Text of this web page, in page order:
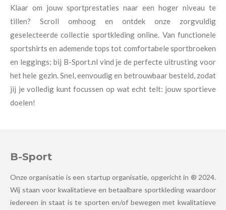
Klaar om jouw sportprestaties naar een hoger niveau te
tillen? Scroll omhoog en ontdek onze zorgvuldig
geselecteerde collectie sportkleding online. Van functionele
sportshirts en ademende tops tot comfortabele sportbroeken
en leggings; bij B-Sport.nl vind je de perfecte uitrusting voor
het hele gezin. Snel, eenvoudig en betrouwbaar besteld, zodat
jij je volledig kunt focussen op wat echt telt: jouw sportieve
doelen!
B-Sport
Onze organisatie is een startup organisatie, opgericht in ® 2024.
Wij staan voor kwalitatieve en betaalbare sportkleding waardoor
iedereen in staat is te sporten en/of bewegen met kwalitatieve